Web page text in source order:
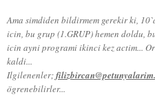
Ama simdiden bildirmem gerekir ki,
icin, bu grup (1.GRUP) hemen doldu,
icin ayni programi ikinci kez actim...
kaldi...
Ilgilenenler;
ögrenebilirler...